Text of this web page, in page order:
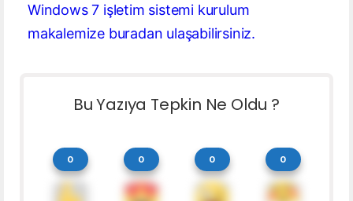
Windows 7 işletim sistemi kurulum
makalemize buradan ulaşabilirsiniz.
Bu Yazıya Tepkin Ne Oldu ?
0 0 0 0